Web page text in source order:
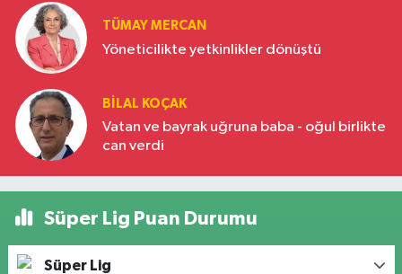
TÜMAY MERCAN
Yöneticilikte yetkinlikler dönüştü
BILAL KOÇAK
Vatan ve bayrak uğruna baba - oğul birlikte
can verdi
Süper Lig Puan Durumu
Süper Lig